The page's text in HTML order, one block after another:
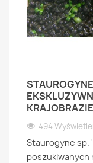
KRAJOBRAZIE
494
Staurogyne sp.
poszukiwanych